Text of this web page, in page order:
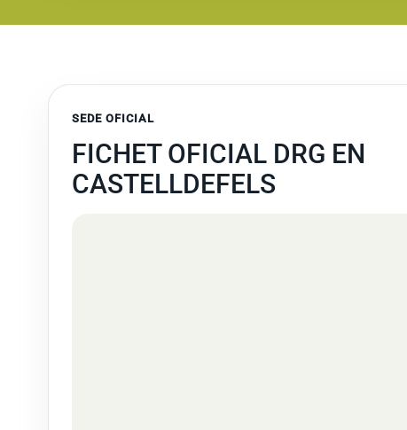
SEDE OFICIAL
FICHET OFICIAL DRG EN
CASTELLDEFELS